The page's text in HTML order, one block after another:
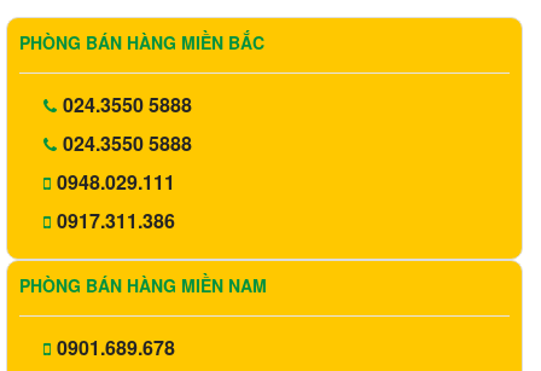
PHÒNG BÁN HÀNG MIỀN BẮC
024.3550 5888
024.3550 5888
0948.029.111
0917.311.386
PHÒNG BÁN HÀNG MIỀN NAM
0901.689.678